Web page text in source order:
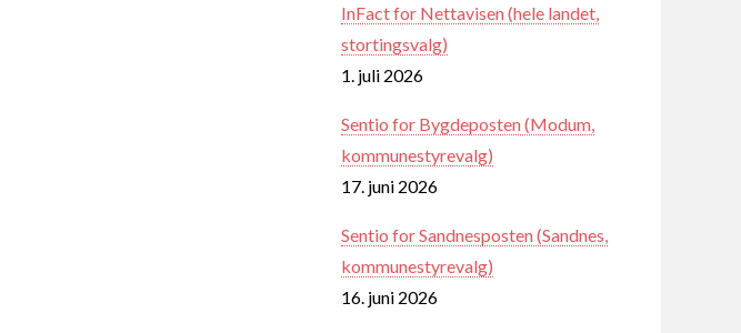
InFact for Nettavisen (hele landet,
stortingsvalg)
1. juli 2026
Sentio for Bygdeposten (Modum,
kommunestyrevalg)
17. juni 2026
Sentio for Sandnesposten (Sandnes,
kommunestyrevalg)
16. juni 2026